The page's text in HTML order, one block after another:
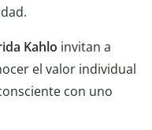
Kahlo invitan a
el valor individual
con uno